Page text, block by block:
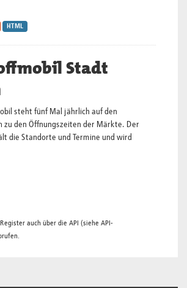
HTML
Stadt
steht fünf Mal jährlich auf den
zu den Öffnungszeiten der Märkte. Der
die Standorte und Termine und wird
auch über die API (siehe API-